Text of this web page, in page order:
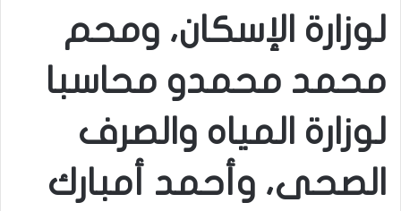
لوزارة الإسكان، ومحم
محمد محمدو محاسبا
لوزارة المياه والصرف
الصحى، وأحمد أمبارك